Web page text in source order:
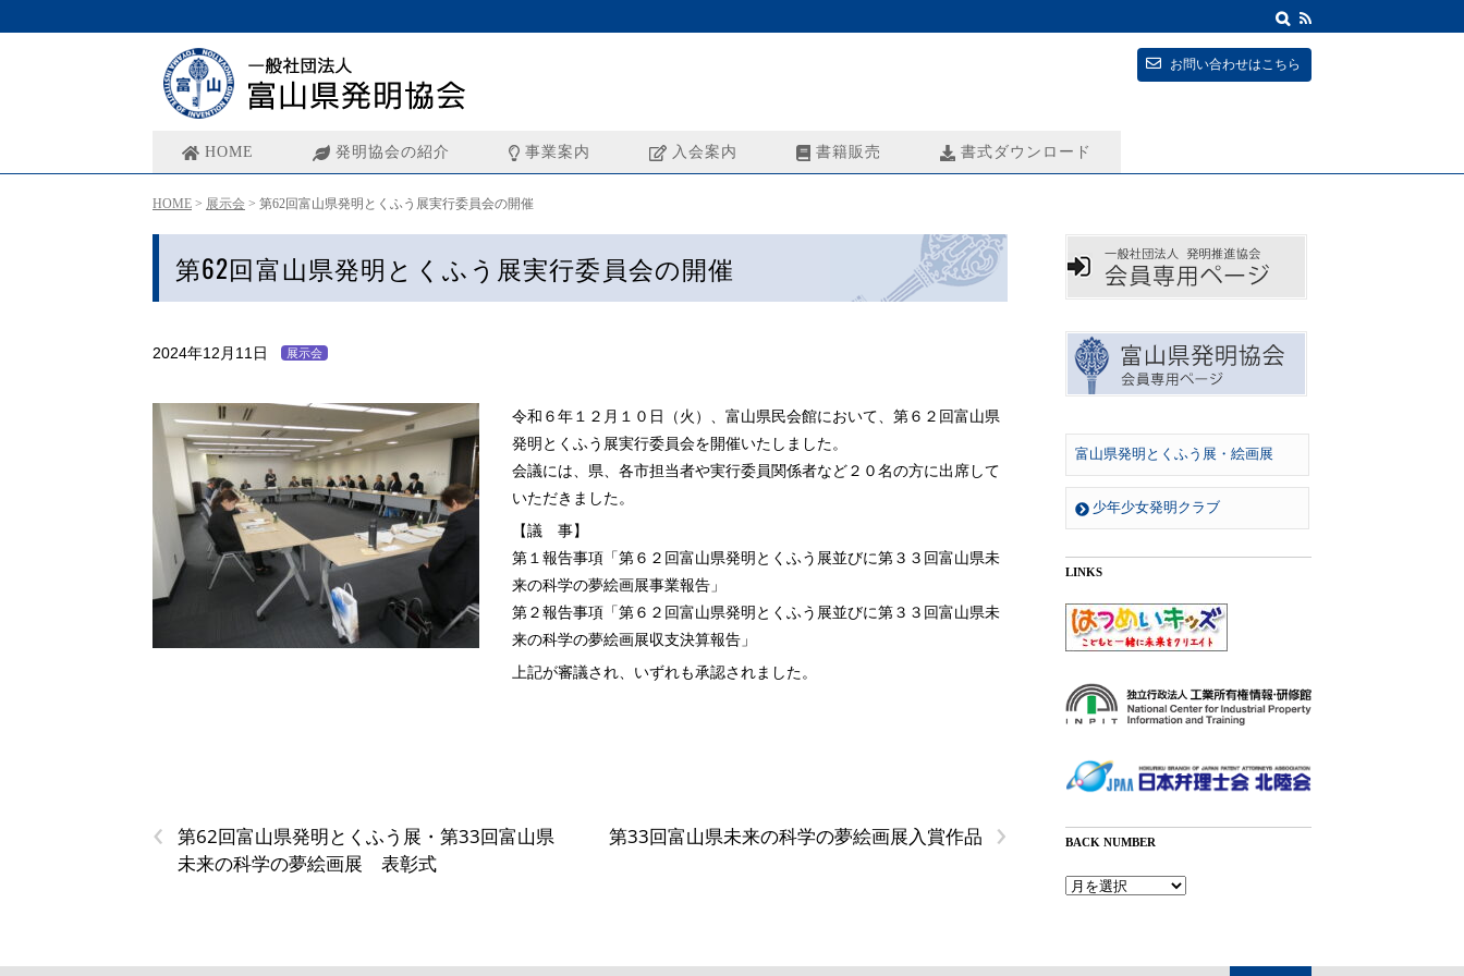
HOME 発明協会の紹介 事業案内 入会案内 書籍販売 書式ダウンロード
お問い合わせはこちら
HOME > 展示会 > 第62回富山県発明とくふう展実行委員会の開催
第62回富山県発明とくふう展実行委員会の開催
2024年12月11日 展示会
令和６年１２月１０日（火）、富山県民会館において、第６２回富山県
発明とくふう展実行委員会を開催いたしました。
会議には、県、各市担当者や実行委員関係者など２０名の方に出席して
いただきました。
【議 事】
第１報告事項「第６２回富山県発明とくふう展並びに第３３回富山県未
来の科学の夢絵画展事業報告」
第２報告事項「第６２回富山県発明とくふう展並びに第３３回富山県未
来の科学の夢絵画展収支決算報告」
上記が審議され、いずれも承認されました。
‹
第62回富山県発明とくふう展・第33回富山県
未来の科学の夢絵画展 表彰式
›
第33回富山県未来の科学の夢絵画展入賞作品
富山県発明とくふう展・絵画展
少年少女発明クラブ
LINKS
BACK NUMBER
Back